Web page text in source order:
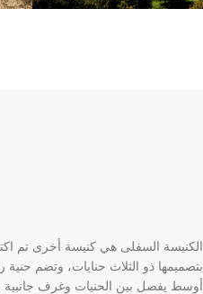
بتصميمها ذو الثلاث حنايات، وتضم
أوسط يفصل بين الحنيات وغرف جانبية